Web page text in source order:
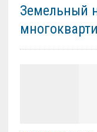
Земельный